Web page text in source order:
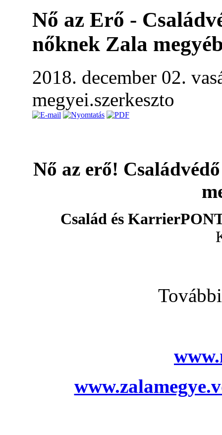
Nő az Erő -
nőknek Zala
2018. december 02.
megyei.szerkeszto
Nő az erő!
Család és